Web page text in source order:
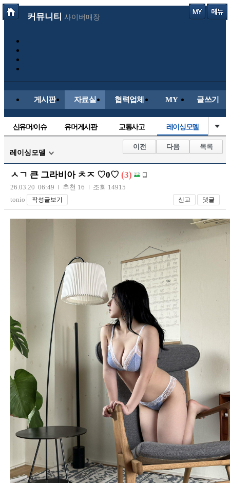
커뮤니티 사이버매장
게시판 자료실 협력업체 MY 글쓰기
신유머/이슈 유머게시판 교통사고 레이싱모델
내차사진 직찍/특종
자동차사진 후방주의방 자유사진 군사/무기
항공/해운/철도
장착시공사진
레이싱모델
이전 다음 목록
ㅅㄱ 큰 그라비아 ㅊㅈ ♡0♡ (3)
26.03.20 06:49 추천 16
조회 14915
tonio
작성글보기 신고 댓글